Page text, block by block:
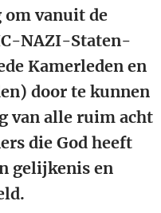
om vanuit de
NAZI-Staten-
Kamerleden en
door te kunnen
van alle ruim acht
die God heeft
gelijkenis en